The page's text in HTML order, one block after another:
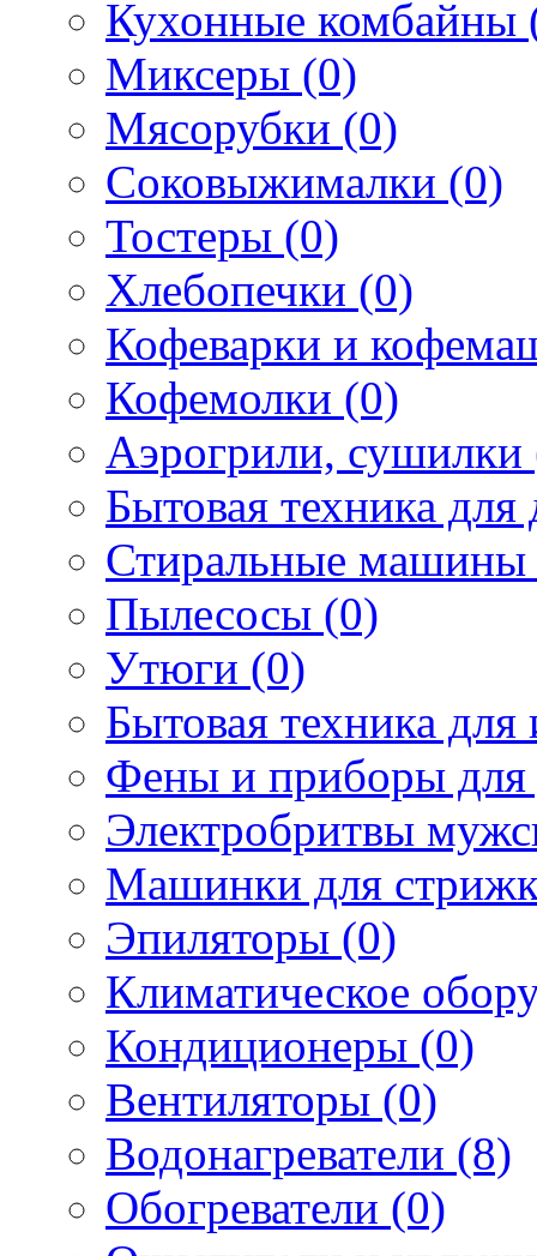
Кухонные комбайны
Миксеры (0)
Мясорубки (0)
Соковыжималки (0)
Тостеры (0)
Хлебопечки (0)
Кофеварки и
Кофемолки (0)
Аэрогрили, сушилки
Бытовая техника
Стиральные машины
Пылесосы (0)
Утюги (0)
Бытовая техника
Фены и приборы для
Электробритвы
Машинки для
Эпиляторы (0)
Климатическое
Кондиционеры (0)
Вентиляторы (0)
Водонагреватели (8)
Обогреватели (0)